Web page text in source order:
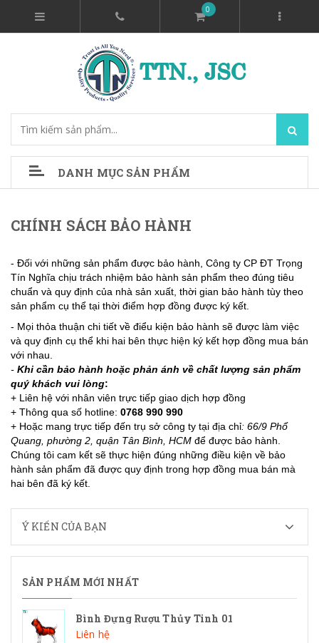
0
DANH MỤC SẢN PHẨM
CHÍNH SÁCH BẢO HÀNH
- Đối với những sản phẩm được bảo hành, Công ty CP ĐT Trọng
Tín Nghĩa chịu trách nhiệm bảo hành sản phẩm theo đúng tiêu
chuẩn và quy định của nhà sản xuất, thời gian bảo hành tùy theo
sản phẩm cụ thể tại thời điểm hợp đồng được ký kết.
- Mọi thỏa thuận chi tiết về điểu kiện bảo hành sẽ được làm việc
và quy định cụ thể khi hai bên thực hiện ký kết hợp đồng mua bán
với nhau.
- Khi cần bảo hành hoặc phản ánh về chất lượng sản phẩm
quý khách vui lòng:
+ Liên hệ với nhân viên trực tiếp giao dịch hợp đồng
+ Thông qua số hotline: 0768 990 990
+ Hoặc mang trực tiếp đến trụ sở công ty tại địa chỉ: 66/9 Phổ
Quang, phường 2, quận Tân Bình, HCM để được bảo hành.
Chúng tôi cam kết sẽ thực hiện đúng những điều kiện về bảo
hành sản phẩm đã được quy định trong hợp đồng mua bán mà
hai bên đã ký kết.
Ý KIẾN CỦA BẠN
SẢN PHẨM MỚI NHẤT
Bình Đựng Rượu Thủy Tinh 01
Liên hệ